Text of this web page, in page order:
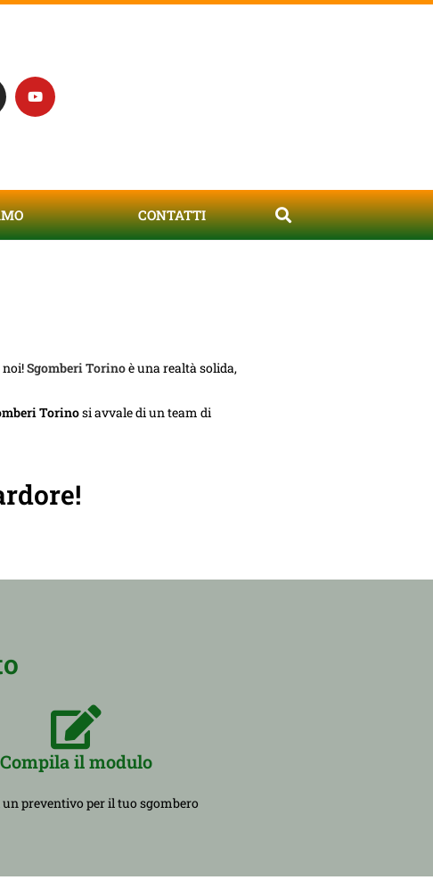
CONTATTI
noi!Sgomberi Torinoè una realtà solida,
Torinosi avvale di un team di
Compila il modulo
un preventivo per il tuo sgombero